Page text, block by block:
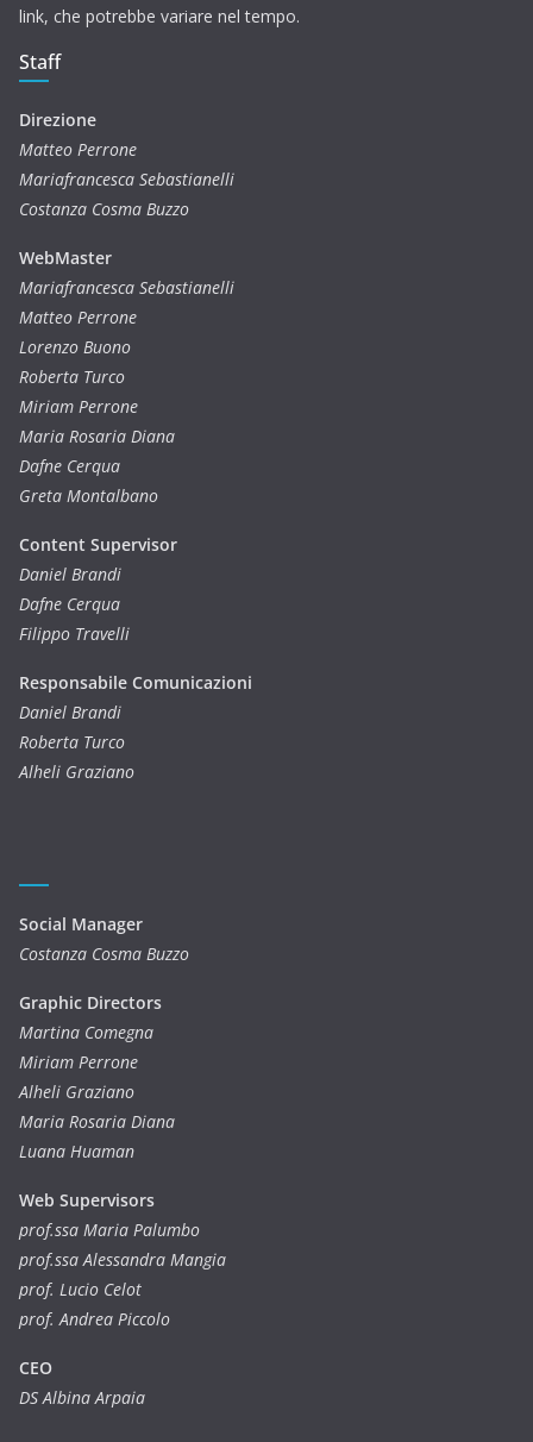
link, che potrebbe variare nel tempo.
Staff
Direzione
Matteo Perrone
Mariafrancesca Sebastianelli
Costanza Cosma Buzzo
WebMaster
Mariafrancesca Sebastianelli
Matteo Perrone
Lorenzo Buono
Roberta Turco
Miriam Perrone
Maria Rosaria Diana
Dafne Cerqua
Greta Montalbano
Content Supervisor
Daniel Brandi
Dafne Cerqua
Filippo Travelli
Responsabile Comunicazioni
Daniel Brandi
Roberta Turco
Alheli Graziano
Social Manager
Costanza Cosma Buzzo
Graphic Directors
Martina Comegna
Miriam Perrone
Alheli Graziano
Maria Rosaria Diana
Luana Huaman
Web Supervisors
prof.ssa Maria Palumbo
prof.ssa Alessandra Mangia
prof. Lucio Celot
prof. Andrea Piccolo
CEO
DS Albina Arpaia